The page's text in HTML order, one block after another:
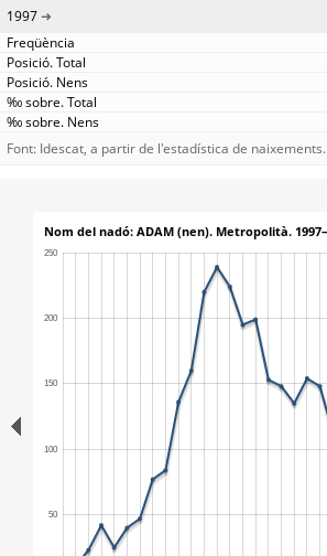
1997
Font: Idescat, a partir de l'estadística de naixements.